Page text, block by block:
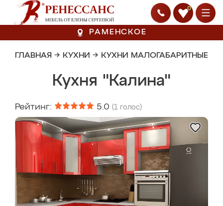
0
РАМЕНСКОЕ
ГЛАВНАЯ → КУХНИ → КУХНИ МАЛОГАБАРИТНЫЕ
Кухня "Калина"
Рейтинг: 5.0 (1 голос)